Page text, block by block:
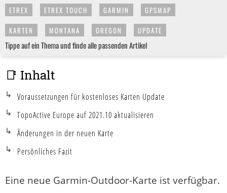
ETREX ETREX TOUCH GARMIN
GPSMAP
KARTEN
MONTANA OREGON UPDATE
Tippe auf ein Thema und finde alle passenden Artikel
Eine neue Garmin-Outdoor-Karte ist verfügbar.
📑 Inhalt
Voraussetzungen für kostenloses Karten Update
TopoActive Europe auf 2021.10 aktualisieren
Änderungen in der neuen Karte
Persönliches Fazit